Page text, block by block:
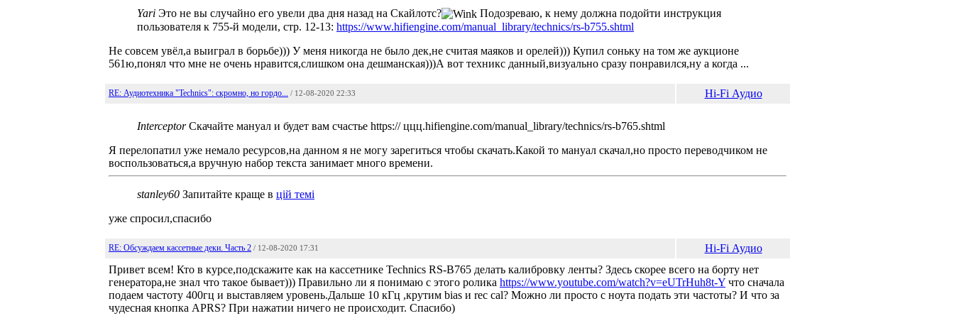
Yari Это не вы случайно его увели два дня назад на Скайлотс?
Подозреваю, к нему должна подойти инструкция
пользователя к 755-й модели, стр. 12-13: https://www.hifiengine.com/manual_library/technics/rs-b755.shtml
Не совсем увёл,а выиграл в борьбе))) У меня никогда не было дек,не считая маяков и орелей))) Купил соньку на том же аукционе
561ю,понял что мне не очень нравится,слишком она дешманская)))А вот техникс данный,визуально сразу понравился,ну а когда ...
RE: Аудиотехника "Technics": скромно, но гордо... / 12-08-2020 22:33 Hi-Fi Аудио
InterceptorСкачайте мануал и будет вам счастье https:// ццц.hifiengine.com/manual_library/technics/rs-b765.shtml
Я перелопатил уже немало ресурсов,на данном я не могу зарегиться чтобы скачать.Какой то мануал скачал,но просто переводчиком не
воспользоваться,а вручную набор текста занимает много времени.
stanley60 Запитайте краще в цій темі
уже спросил,спасибо
RE: Обсуждаем кассетные деки. Часть 2 / 12-08-2020 17:31
Hi-Fi Аудио
Привет всем! Кто в курсе,подскажите как на кассетнике Technics RS-B765 делать калибровку ленты? Здесь скорее всего на борту нет
генератора,не знал что такое бывает))) Правильно ли я понимаю с этого ролика https://www.youtube.com/watch?v=eUTrHuh8t-Y что сначала
подаем частоту 400гц и выставляем уровень.Дальше 10 кГц ,крутим bias и rec cal? Можно ли просто с ноута подать эти частоты? И что за
чудесная кнопка APRS? При нажатии ничего не происходит. Спасибо)